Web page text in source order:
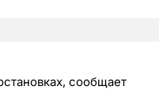
сообщает